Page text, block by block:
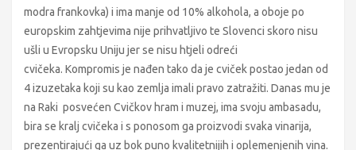
modra frankovka) i ima manje od 10% alkohola, a oboje po
europskim zahtjevima nije prihvatljivo te Slovenci skoro nisu
ušli u Evropsku Uniju jer se nisu htjeli odreći
cvičeka. Kompromis je nađen tako da je cviček postao jedan od
4 izuzetaka koji su kao zemlja imali pravo zatražiti. Danas mu je
na Raki posvećen Cvičkov hram i muzej, ima svoju ambasadu,
bira se kralj cvičeka i s ponosom ga proizvodi svaka vinarija,
prezentirajući ga uz bok puno kvalitetnijih i oplemenjenih vina.